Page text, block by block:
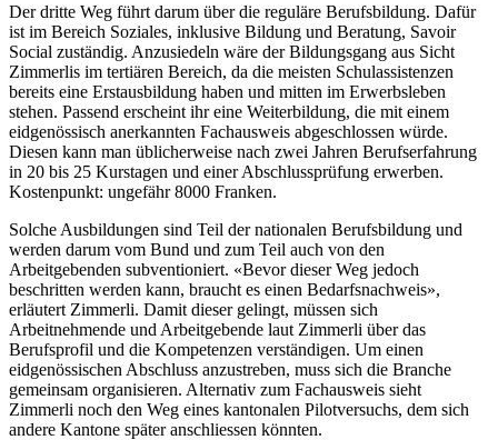
Der dritte Weg führt darum über die reguläre Berufsbildung. Dafür
ist im Bereich Soziales, inklusive Bildung und Beratung, Savoir
Social zuständig. Anzusiedeln wäre der Bildungsgang aus Sicht
Zimmerlis im tertiären Bereich, da die meisten Schulassistenzen
bereits eine Erstausbildung haben und mitten im Erwerbsleben
stehen. Passend erscheint ihr eine Weiterbildung, die mit einem
eidgenössisch anerkannten Fachausweis abgeschlossen würde.
Diesen kann man üblicherweise nach zwei Jahren Berufserfahrung
in 20 bis 25 Kurstagen und einer Abschlussprüfung erwerben.
Kostenpunkt: ungefähr 8000 Franken.
Solche Ausbildungen sind Teil der nationalen Berufsbildung und
werden darum vom Bund und zum Teil auch von den
Arbeitgebenden subventioniert. «Bevor dieser Weg jedoch
beschritten werden kann, braucht es einen Bedarfsnachweis»,
erläutert Zimmerli. Damit dieser gelingt, müssen sich
Arbeitnehmende und Arbeitgebende laut Zimmerli über das
Berufsprofil und die Kompetenzen verständigen. Um einen
eidgenössischen Abschluss anzustreben, muss sich die Branche
gemeinsam organisieren. Alternativ zum Fachausweis sieht
Zimmerli noch den Weg eines kantonalen Pilotversuchs, dem sich
andere Kantone später anschliessen könnten.